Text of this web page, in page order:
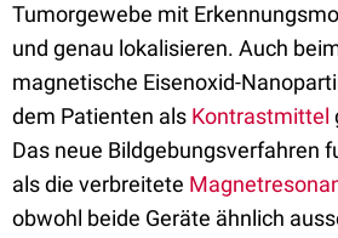
Tumorgewebe mit
und genau lokalisieren. Auch
magnetische Eisenoxid-
dem Patienten als Kontrastmittel
Das neue Bildgebungsverfahren
als die verbreitete
obwohl beide Geräte ähnlich